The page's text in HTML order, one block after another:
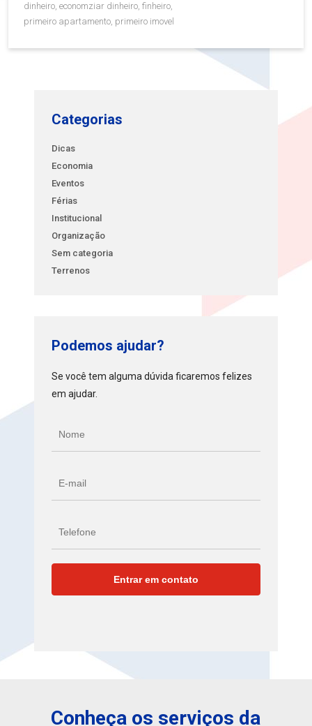
dinheiro, economziar dinheiro, finheiro,
primeiro apartamento, primeiro imovel
Categorias
Dicas
Economia
Eventos
Férias
Institucional
Organização
Sem categoria
Terrenos
Podemos ajudar?
Se você tem alguma dúvida ficaremos felizes
em ajudar.
Conheça os serviços da